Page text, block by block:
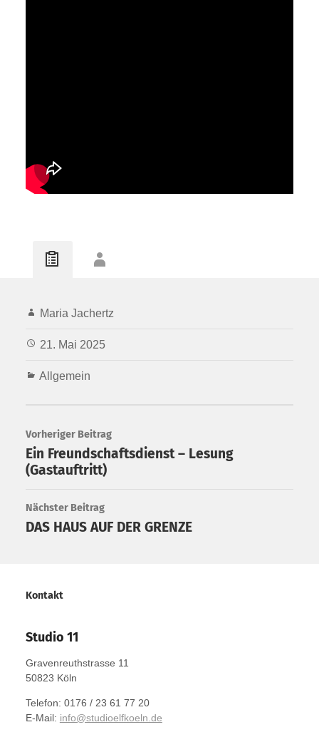
Maria Jachertz
21. Mai 2025
Allgemein
Vorheriger Beitrag
Ein Freundschaftsdienst – Lesung
(Gastauftritt)
Nächster Beitrag
DAS HAUS AUF DER GRENZE
Kontakt
Studio 11
Gravenreuthstrasse 11
50823 Köln
Telefon: 0176 / 23 61 77 20
E-Mail: info@studioelfkoeln.de